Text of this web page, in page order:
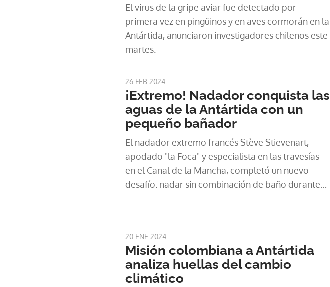
El virus de la gripe aviar fue detectado por
primera vez en pingüinos y en aves cormorán en la
Antártida, anunciaron investigadores chilenos este
martes.
26 FEB 2024
¡Extremo! Nadador conquista las
aguas de la Antártida con un
pequeño bañador
El nadador extremo francés Stève Stievenart,
apodado "la Foca" y especialista en las travesías
en el Canal de la Mancha, completó un nuevo
desafío: nadar sin combinación de baño durante
20 ENE 2024
Misión colombiana a Antártida
analiza huellas del cambio
climático